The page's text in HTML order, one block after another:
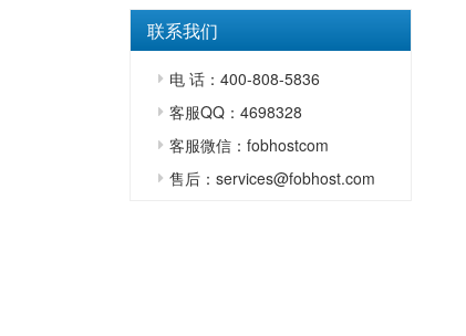
联系我们
电 话：400-808-5836
客服QQ：4698328
客服微信：fobhostcom
售后：services@fobhost.com